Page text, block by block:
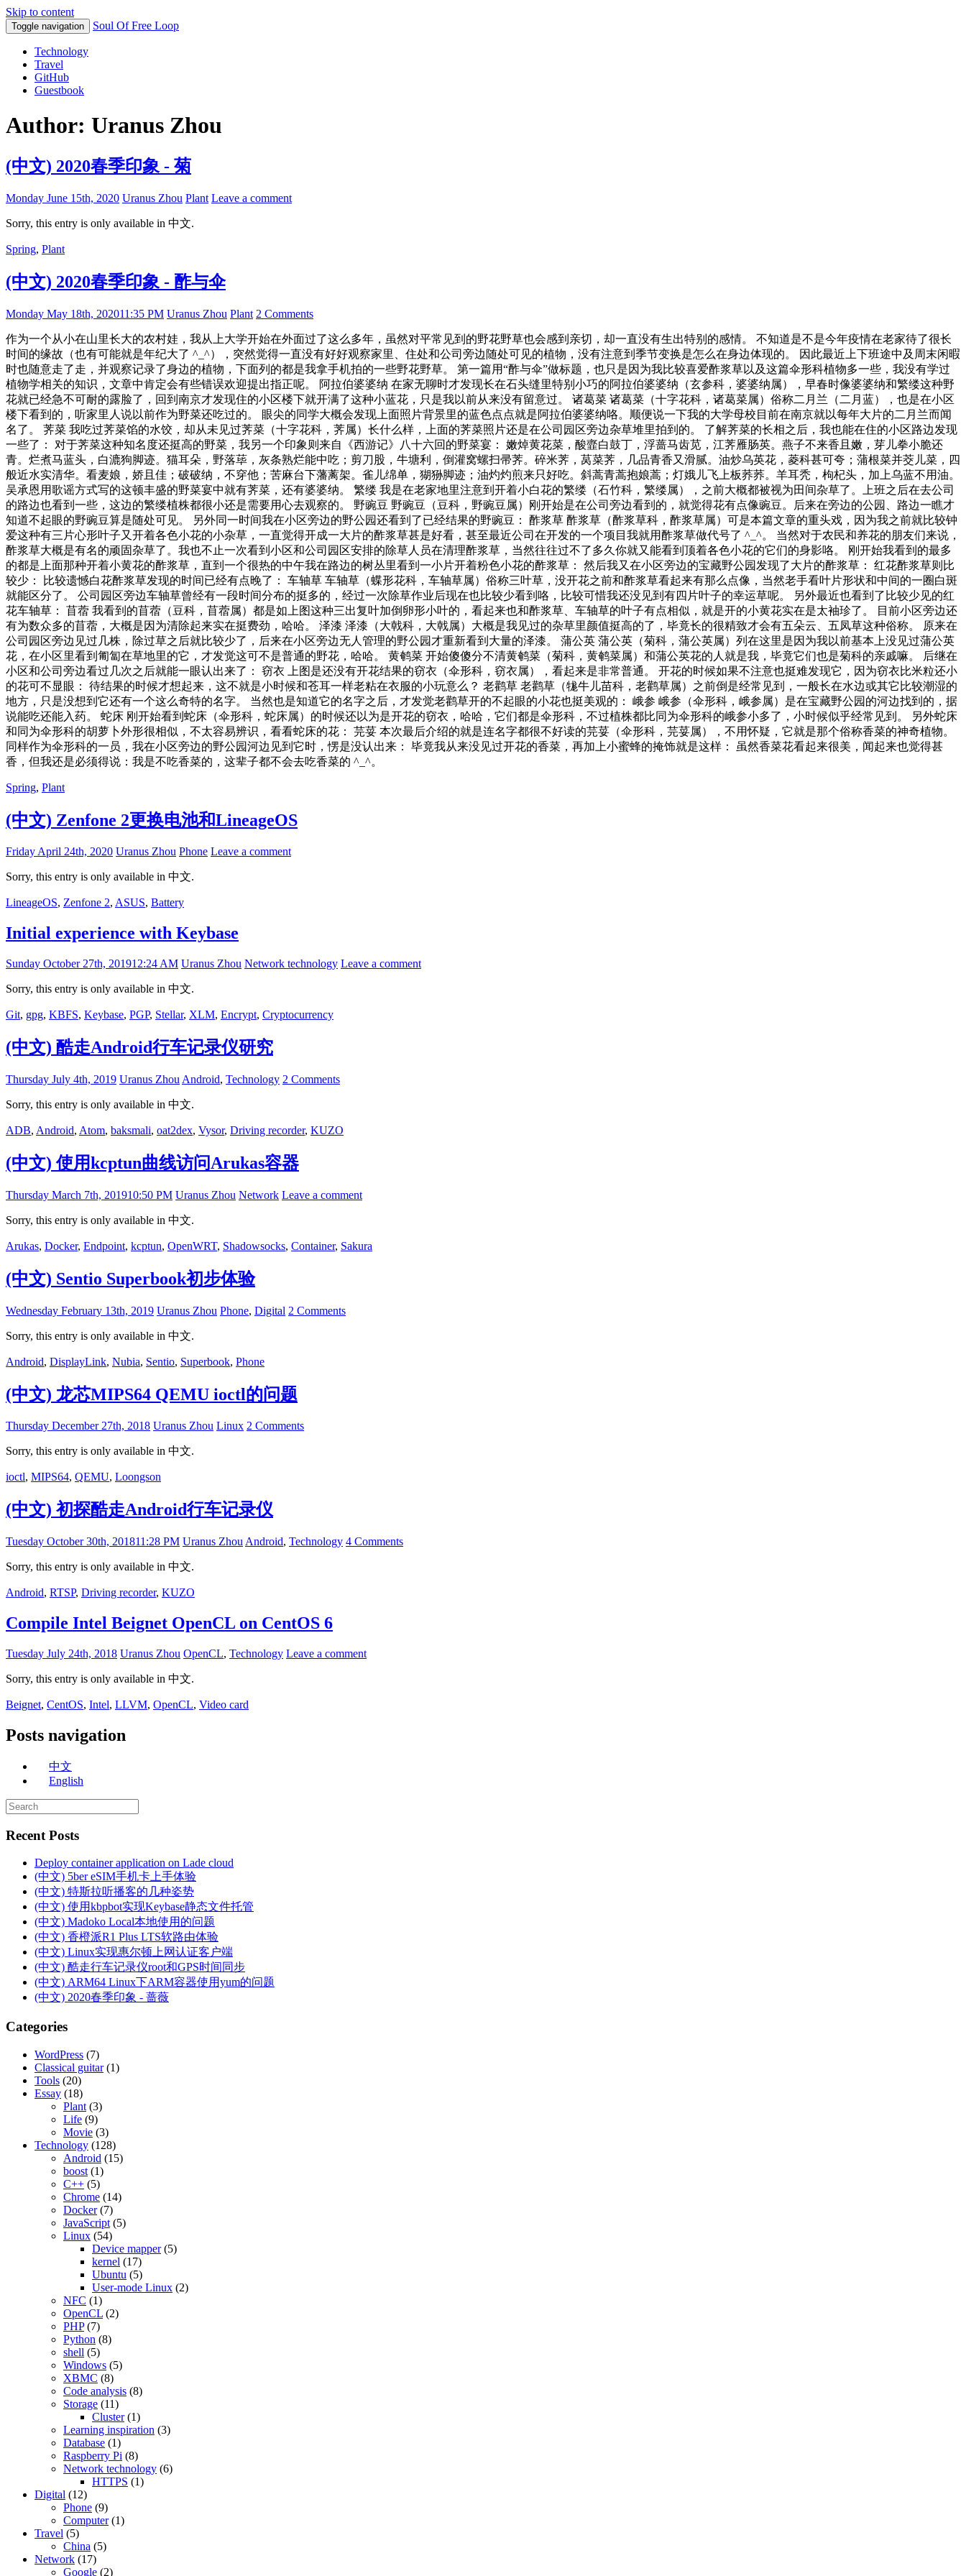
Skip to content
Toggle navigation Soul Of Free Loop
Technology
Travel
GitHub
Guestbook
Author: Uranus Zhou
(中文) 2020春季印象 - 菊
Monday June 15th, 2020 Uranus Zhou Plant Leave a comment
Sorry, this entry is only available in 中文.
Spring, Plant
(中文) 2020春季印象 - 酢与伞
Monday May 18th, 202011:35 PM Uranus Zhou Plant 2 Comments
作为一个从小在山里长大的农村娃，我从上大学开始在外面过了这么多年，虽然对平常见到的野花野草也会感到亲切，却一直没有生出特别的感情。 不知道是不是今年疫情在老家待了很长
时间的缘故（也有可能就是年纪大了 ^_^），突然觉得一直没有好好观察家里、住处和公司旁边随处可见的植物，没有注意到季节变换是怎么在身边体现的。 因此最近上下班途中及周末闲暇
时也随意走了走，并观察记录了身边的植物，下面列的都是我拿手机拍的一些野花野草。 第一篇用“酢与伞”做标题，也只是因为我比较喜爱酢浆草以及这篇伞形科植物多一些，我没有学过
植物学相关的知识，文章中肯定会有些错误欢迎提出指正呢。 阿拉伯婆婆纳 在家无聊时才发现长在石头缝里特别小巧的阿拉伯婆婆纳（玄参科，婆婆纳属），早春时像婆婆纳和繁缕这种野
花就已经急不可耐的露脸了，回到南京才发现住的小区楼下就开满了这种小蓝花，只是我以前从来没有留意过。 诸葛菜 诸葛菜（十字花科，诸葛菜属）俗称二月兰（二月蓝），也是在小区
楼下看到的，听家里人说以前作为野菜还吃过的。 眼尖的同学大概会发现上面照片背景里的蓝色点点就是阿拉伯婆婆纳咯。顺便说一下我的大学母校目前在南京就以每年大片的二月兰而闻
名了。 荠菜 我吃过荠菜馅的水饺，却从未见过荠菜（十字花科，荠属）长什么样，上面的荠菜照片还是在公司园区旁边杂草堆里拍到的。 了解荠菜的长相之后，我也能在住的小区路边发现
一些了： 对于荠菜这种知名度还挺高的野菜，我另一个印象则来自《西游记》八十六回的野菜宴： 嫩焯黄花菜，酸韲白鼓丁，浮蔷马齿苋，江荠雁肠英。燕子不来香且嫩，芽儿拳小脆还
青。烂煮马蓝头，白漉狗脚迹。猫耳朵，野落荜，灰条熟烂能中吃；剪刀股，牛塘利，倒灌窝螺扫帚荠。碎米荠，莴菜荠，几品青香又滑腻。油炒乌英花，菱科甚可夸；蒲根菜并茭儿菜，四
般近水实清华。看麦娘，娇且佳；破破纳，不穿他；苦麻台下藩蓠架。雀儿绵单，猢狲脚迹；油灼灼煎来只好吃。斜蒿青蒿抱娘蒿；灯娥儿飞上板荞荞。羊耳秃，枸杞头，加上乌蓝不用油。
吴承恩用歌谣方式写的这顿丰盛的野菜宴中就有荠菜，还有婆婆纳。 繁缕 我是在老家地里注意到开着小白花的繁缕（石竹科，繁缕属），之前大概都被视为田间杂草了。上班之后在去公司
的路边也看到一些，这边的繁缕植株都很小还是需要用心去观察的。 野豌豆 野豌豆（豆科，野豌豆属）刚开始是在公司旁边看到的，就觉得花有点像豌豆。后来在旁边的公园、路边一瞧才
知道不起眼的野豌豆算是随处可见。 另外同一时间我在小区旁边的野公园还看到了已经结果的野豌豆： 酢浆草 酢浆草（酢浆草科，酢浆草属）可是本篇文章的重头戏，因为我之前就比较钟
爱这种有三片心形叶子又开着各色小花的小杂草，一直觉得开成一大片的酢浆草甚是好看，甚至最近公司在开发的一个项目我就用酢浆草做代号了 ^_^。 当然对于农民和养花的朋友们来说，
酢浆草大概是有名的顽固杂草了。我也不止一次看到小区和公司园区安排的除草人员在清理酢浆草，当然往往过不了多久你就又能看到顶着各色小花的它们的身影咯。 刚开始我看到的最多
的都是上面那种开着小黄花的酢浆草，直到一个很热的中午我在路边的树丛里看到一小片开着粉色小花的酢浆草： 然后我又在小区旁边的宝藏野公园发现了大片的酢浆草： 红花酢浆草则比
较少： 比较遗憾白花酢浆草发现的时间已经有点晚了： 车轴草 车轴草（蝶形花科，车轴草属）俗称三叶草，没开花之前和酢浆草看起来有那么点像，当然老手看叶片形状和中间的一圈白斑
就能区分了。 公司园区旁边车轴草曾经有一段时间分布的挺多的，经过一次除草作业后现在也比较少看到咯，比较可惜我还没见到有四片叶子的幸运草呢。 另外最近也看到了比较少见的红
花车轴草： 苜蓿 我看到的苜蓿（豆科，苜蓿属）都是如上图这种三出复叶加倒卵形小叶的，看起来也和酢浆草、车轴草的叶子有点相似，就是开的小黄花实在是太袖珍了。 目前小区旁边还
有为数众多的苜蓿，大概是因为清除起来实在挺费劲，哈哈。 泽漆 泽漆（大戟科，大戟属）大概是我见过的杂草里颜值挺高的了，毕竟长的很精致才会有五朵云、五凤草这种俗称。 原来在
公司园区旁边见过几株，除过草之后就比较少了，后来在小区旁边无人管理的野公园才重新看到大量的泽漆。 蒲公英 蒲公英（菊科，蒲公英属）列在这里是因为我以前基本上没见过蒲公英
花，在小区里看到匍匐在草地里的它，才发觉这可不是普通的野花，哈哈。 黄鹌菜 开始傻傻分不清黄鹌菜（菊科，黄鹌菜属）和蒲公英花的人就是我，毕竟它们也是菊科的亲戚嘛。 后继在
小区和公司旁边看过几次之后就能一眼认出来了： 窃衣 上图是还没有开花结果的窃衣（伞形科，窃衣属），看起来是非常普通。 开花的时候如果不注意也挺难发现它，因为窃衣比米粒还小
的花可不显眼： 待结果的时候才想起来，这不就是小时候和苍耳一样老粘在衣服的小玩意么？ 老鹳草 老鹳草（牻牛儿苗科，老鹳草属）之前倒是经常见到，一般长在水边或其它比较潮湿的
地方，只是没想到它还有一个这么奇特的名字。 当然也是知道它的名字之后，才发觉老鹳草开的不起眼的小花也挺美观的： 峨参 峨参（伞形科，峨参属）是在宝藏野公园的河边找到的，据
说能吃还能入药。 蛇床 刚开始看到蛇床（伞形科，蛇床属）的时候还以为是开花的窃衣，哈哈，它们都是伞形科，不过植株都比同为伞形科的峨参小多了，小时候似乎经常见到。 另外蛇床
和同为伞形科的胡萝卜外形很相似，不太容易辨识，看看蛇床的花： 芫荽 本次最后介绍的就是连名字都很不好读的芫荽（伞形科，芫荽属），不用怀疑，它就是那个俗称香菜的神奇植物。
同样作为伞形科的一员，我在小区旁边的野公园河边见到它时，愣是没认出来： 毕竟我从来没见过开花的香菜，再加上小蜜蜂的掩饰就是这样： 虽然香菜花看起来很美，闻起来也觉得甚
香，但我还是必须得说：我是不吃香菜的，这辈子都不会去吃香菜的 ^_^。
Spring, Plant
(中文) Zenfone 2更换电池和LineageOS
Friday April 24th, 2020 Uranus Zhou Phone Leave a comment
Sorry, this entry is only available in 中文.
LineageOS, Zenfone 2, ASUS, Battery
Initial experience with Keybase
Sunday October 27th, 201912:24 AM Uranus Zhou Network technology Leave a comment
Sorry, this entry is only available in 中文.
Git, gpg, KBFS, Keybase, PGP, Stellar, XLM, Encrypt, Cryptocurrency
(中文) 酷走Android行车记录仪研究
Thursday July 4th, 2019 Uranus Zhou Android, Technology 2 Comments
Sorry, this entry is only available in 中文.
ADB, Android, Atom, baksmali, oat2dex, Vysor, Driving recorder, KUZO
(中文) 使用kcptun曲线访问Arukas容器
Thursday March 7th, 201910:50 PM Uranus Zhou Network Leave a comment
Sorry, this entry is only available in 中文.
Arukas, Docker, Endpoint, kcptun, OpenWRT, Shadowsocks, Container, Sakura
(中文) Sentio Superbook初步体验
Wednesday February 13th, 2019 Uranus Zhou Phone, Digital 2 Comments
Sorry, this entry is only available in 中文.
Android, DisplayLink, Nubia, Sentio, Superbook, Phone
(中文) 龙芯MIPS64 QEMU ioctl的问题
Thursday December 27th, 2018 Uranus Zhou Linux 2 Comments
Sorry, this entry is only available in 中文.
ioctl, MIPS64, QEMU, Loongson
(中文) 初探酷走Android行车记录仪
Tuesday October 30th, 201811:28 PM Uranus Zhou Android, Technology 4 Comments
Sorry, this entry is only available in 中文.
Android, RTSP, Driving recorder, KUZO
Compile Intel Beignet OpenCL on CentOS 6
Tuesday July 24th, 2018 Uranus Zhou OpenCL, Technology Leave a comment
Sorry, this entry is only available in 中文.
Beignet, CentOS, Intel, LLVM, OpenCL, Video card
Posts navigation
中文
English
Recent Posts
Deploy container application on Lade cloud
(中文) 5ber eSIM手机卡上手体验
(中文) 特斯拉听播客的几种姿势
(中文) 使用kbpbot实现Keybase静态文件托管
(中文) Madoko Local本地使用的问题
(中文) 香橙派R1 Plus LTS软路由体验
(中文) Linux实现惠尔顿上网认证客户端
(中文) 酷走行车记录仪root和GPS时间同步
(中文) ARM64 Linux下ARM容器使用yum的问题
(中文) 2020春季印象 - 蔷薇
Categories
WordPress (7)
Classical guitar(1)
Tools (20)
Essay (18)
Plant (3)
Life (9)
Movie (3)
Technology (128)
Android (15)
boost (1)
C++ (5)
Chrome (14)
Docker(7)
JavaScript (5)
Linux (54)
Device mapper(5)
kernel (17)
Ubuntu (5)
User-mode Linux (2)
NFC (1)
OpenCL (2)
PHP(7)
Python (8)
shell (5)
Windows (5)
XBMC (8)
Code analysis (8)
Storage (11)
Cluster(1)
Learning inspiration (3)
Database (1)
Raspberry Pi (8)
Network technology (6)
HTTPS (1)
Digital (12)
Phone (9)
Computer(1)
Travel (5)
China (5)
Network (17)
Google (2)